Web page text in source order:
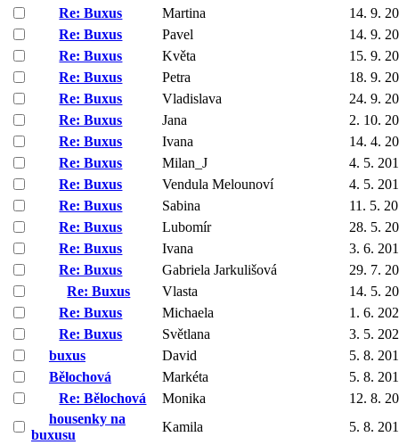
Re: Buxus
Martina
14. 9.
Re: Buxus
Pavel
14. 9.
Re: Buxus
Květa
15. 9.
Re: Buxus
Petra
18. 9.
Re: Buxus
Vladislava
24. 9.
Re: Buxus
Jana
2. 10.
Re: Buxus
Ivana
14. 4.
Re: Buxus
Milan_J
4. 5.
Re: Buxus
Vendula Melounoví
4. 5.
Re: Buxus
Sabina
11. 5.
Re: Buxus
Lubomír
28. 5.
Re: Buxus
Ivana
3. 6.
Re: Buxus
Gabriela Jarkulišová
29. 7.
Re: Buxus
Vlasta
14. 5.
Re: Buxus
Michaela
1. 6.
Re: Buxus
Světlana
3. 5.
buxus
David
5. 8.
Bělochová
Markéta
5. 8.
Re: Bělochová
Monika
12. 8.
housenky na
buxusu
Kamila
5. 8.